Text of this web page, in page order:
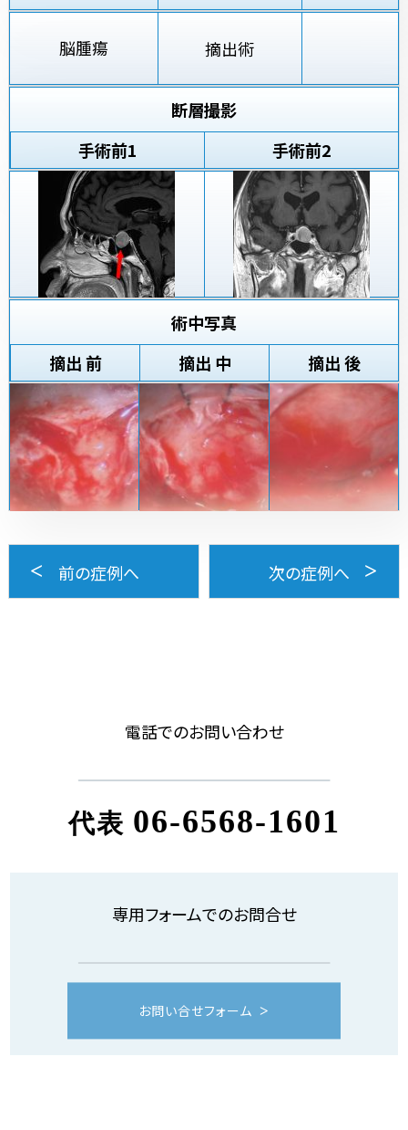
脳腫瘍 摘出術
断層撮影
手術前1 手術前2
術中写真
摘出 前
摘出 中 摘出 後
前の症例へ 次の症例へ
電話でのお問い合わせ
代表 06-6568-1601
専用フォームでのお問合せ
お問い合せフォーム